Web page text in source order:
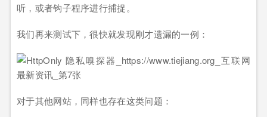
听，或者钩子程序进行捕捉。
我们再来测试下，很快就发现刚才遗漏的一例：
对于其他网站，同样也存在这类问题：